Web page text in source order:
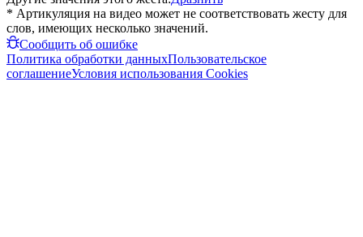
* Артикуляция на видео может не соответствовать жесту для
слов, имеющих несколько значений.
Сообщить об ошибке
Политика обработки данныхПользовательское
соглашениеУсловия использования Cookies